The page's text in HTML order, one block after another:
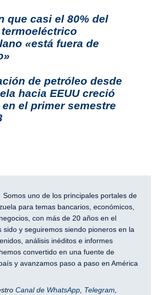
que casi el 80% del
«está fuera de
de petróleo desde
hacia EEUU creció
en el primer semestre
Somos uno de los principales portales de
para temas bancarios, económicos,
con más de 20 años en el
sido y seguiremos siendo pioneros en la
análisis inéditos e informes
convertido en una fuente de
y avanzamos paso a paso en América
Canal de WhatsApp Telegram